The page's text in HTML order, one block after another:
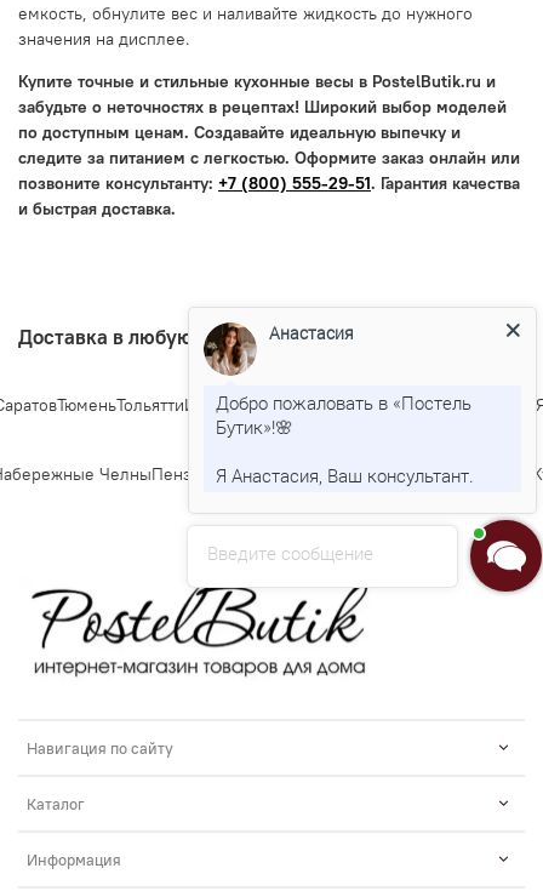
емкость, обнулите вес и наливайте жидкость до нужного
значения на дисплее.
Купите точные и стильные кухонные весы в PostelButik.ru и
забудьте о неточностях в рецептах! Широкий выбор моделей
по доступным ценам. Создавайте идеальную выпечку и
следите за питанием с легкостью. Оформите заказ онлайн или
позвоните консультанту: +7 (800) 555-29-51. Гарантия качества
и быстрая доставка.
Доставка в любую точку Росии
ТюменьТольяттиИжевскБарнаулУльяновскИркутскХабаровск
ЧелныПенза ЛипецкКировЧебоксарыКалининград
Навигация по сайту
Каталог
Информация
Введите сообщение
Анастасия
Добро пожаловать в «Постель
Бутик»!🌸
Я Анастасия, Ваш консультант.